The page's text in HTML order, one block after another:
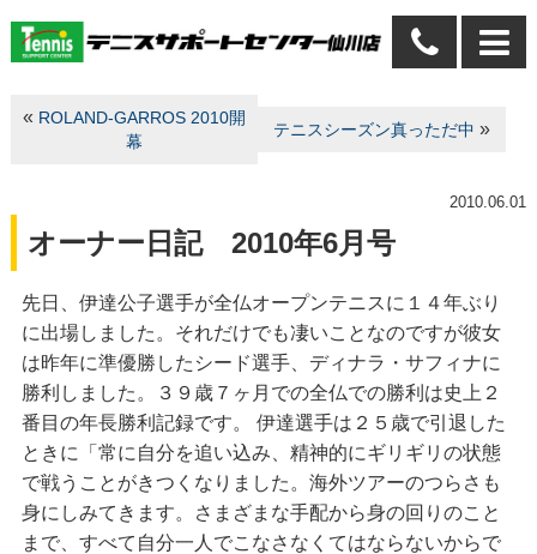
« ROLAND-GARROS 2010開
幕
テニスシーズン真っただ中 »
2010.06.01
オーナー日記 2010年6月号
先日、伊達公子選手が全仏オープンテニスに１４年ぶり
に出場しました。それだけでも凄いことなのですが彼女
は昨年に準優勝したシード選手、ディナラ・サフィナに
勝利しました。３９歳７ヶ月での全仏での勝利は史上２
番目の年長勝利記録です。 伊達選手は２５歳で引退した
ときに「常に自分を追い込み、精神的にギリギリの状態
で戦うことがきつくなりました。海外ツアーのつらさも
身にしみてきます。さまざまな手配から身の回りのこと
まで、すべて自分一人でこなさなくてはならないからで